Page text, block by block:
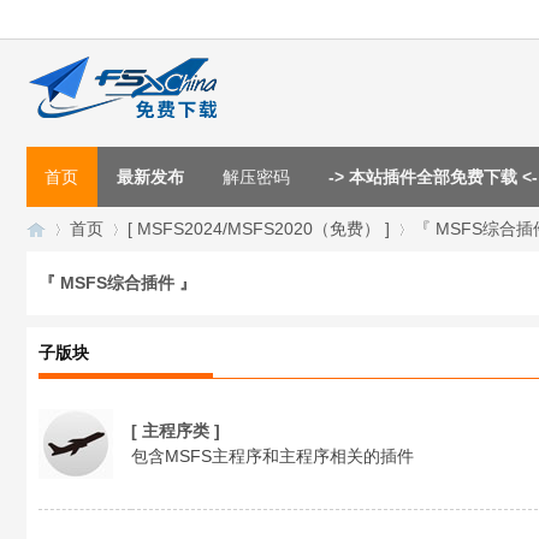
首页 最新发布 解压密码 -> 本站插件全部免费下载 <-
首页 [ MSFS2024/MSFS2020（免费） ] 『 MSFS综合插
『 MSFS综合插件 』
子版块
[ 主程序类 ]
包含MSFS主程序和主程序相关的插件